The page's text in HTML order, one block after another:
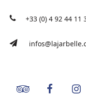
+33 (0) 4 92 44 11